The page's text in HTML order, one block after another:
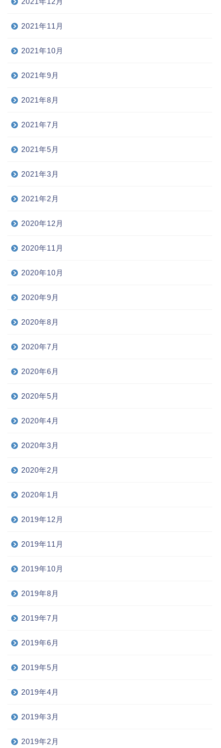
2021年11月
2021年10月
2021年9月
2021年8月
2021年7月
2021年5月
2021年3月
2021年2月
2020年12月
2020年11月
2020年10月
2020年9月
2020年8月
2020年7月
2020年6月
2020年5月
2020年4月
2020年3月
2020年2月
2020年1月
2019年12月
2019年11月
2019年10月
2019年8月
2019年7月
2019年6月
2019年5月
2019年4月
2019年3月
2019年2月